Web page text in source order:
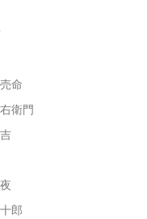
命
衛門
郎